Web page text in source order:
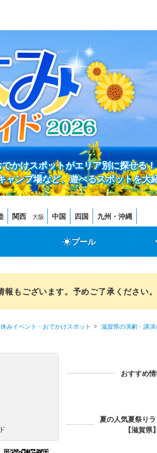
かけスポットがエリア別に探せる！
ンプ場など、遊べるスポットを大
関西 大阪 中国 四国 九州・沖縄
プール
もございます。予めご了承ください。
みイベント・おでかけスポット
滋賀県の演劇・講演
おすすめ
夏の人気夏祭り
【滋賀県】